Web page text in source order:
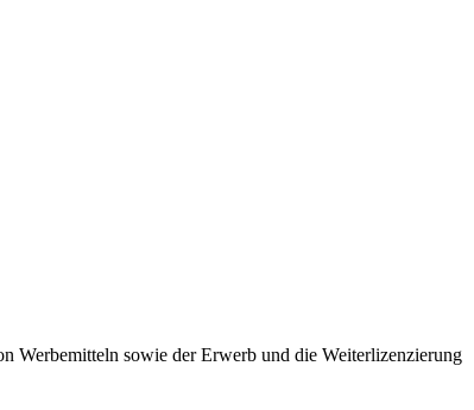
Werbemitteln sowie der Erwerb und die Weiterlizenzierung